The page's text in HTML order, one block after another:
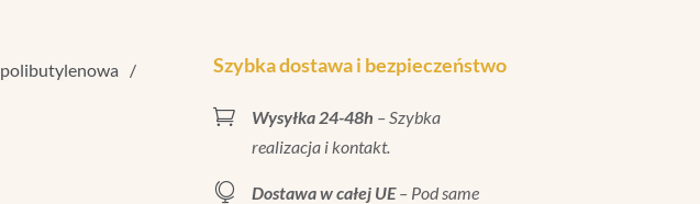
/
Szybka dostawa i bezpieczeństwo
 Wysyłka 24-48h – Szybka
realizacja i kontakt.
 Dostawa w całej UE– Pod same